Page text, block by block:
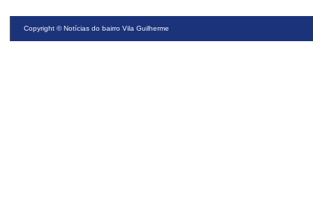
Copyright ©Notícias do bairro Vila Guilherme